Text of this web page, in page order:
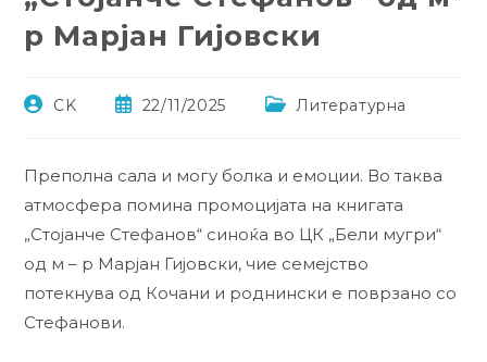
р Марјан Гијовски
CK 22/11/2025 Литературна
Преполна сала и могу болка и емоции. Во таква
атмосфера помина промоцијата на книгата
„Стојанче Стефанов“ синоќа во ЦК „Бели мугри“
од м – р Марјан Гијовски, чие семејство
потекнува од Кочани и роднински е поврзано со
Стефанови.